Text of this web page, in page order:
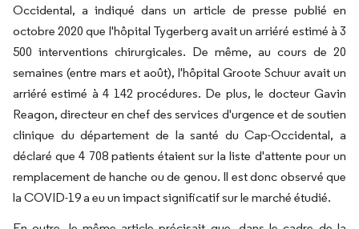
Occidental, a indiqué dans un article de presse publié en
octobre 2020 que l'hôpital Tygerberg avait un arriéré estimé à 3
500 interventions chirurgicales. De même, au cours de 20
semaines (entre mars et août), l'hôpital Groote Schuur avait un
arriéré estimé à 4 142 procédures. De plus, le docteur Gavin
Reagon, directeur en chef des services d'urgence et de soutien
clinique du département de la santé du Cap-Occidental, a
déclaré que 4 708 patients étaient sur la liste d'attente pour un
remplacement de hanche ou de genou. Il est donc observé que
la COVID-19 a eu un impact significatif sur le marché étudié.